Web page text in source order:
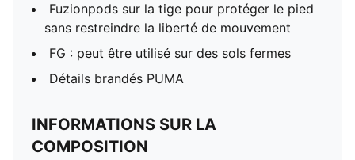
Fuzionpods sur la tige pour protéger le pied
sans restreindre la liberté de mouvement
FG : peut être utilisé sur des sols fermes
Détails brandés PUMA
INFORMATIONS SUR LA
COMPOSITION